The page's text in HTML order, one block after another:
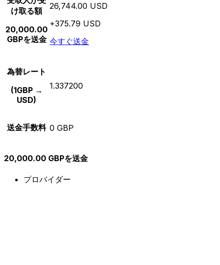
け取る額
20,000.00
GBPを送金
26,744.00 USD
+375.79 USD
今すぐ送金
為替レート
(1GBP →
USD)
1.337200
送金手数料 0 GBP
20,000.00 GBPを送金
プロバイダー